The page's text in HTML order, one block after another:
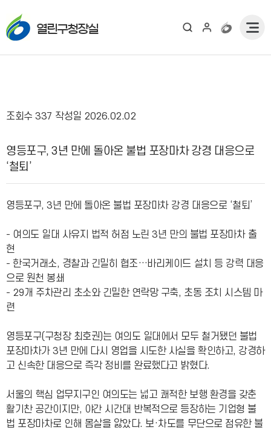
열린구청장실
조회수337 작성일 2026.02.02
영등포구, 3년 만에 돌아온 불법 포장마차 강경 대응으로
‘철퇴’
영등포구, 3년 만에 돌아온 불법 포장마차 강경 대응으로 ‘철퇴’
- 여의도 일대 사유지 법적 허점 노린 3년 만의 불법 포장마차 출
현
- 한국거래소, 경찰과 긴밀히 협조…바리케이드 설치 등 강력 대응
으로 원천 봉쇄
- 29개 주차관리 초소와 긴밀한 연락망 구축, 초동 조치 시스템 마
련
영등포구(구청장 최호권)는 여의도 일대에서 모두 철거됐던 불법
포장마차가 3년 만에 다시 영업을 시도한 사실을 확인하고, 강경하
고 신속한 대응으로 즉각 정비를 완료했다고 밝혔다.
서울의 핵심 업무지구인 여의도는 넓고 쾌적한 보행 환경을 갖춘
활기찬 공간이지만, 야간 시간대 반복적으로 등장하는 기업형 불
법 포장마차로 인해 몸살을 앓았다. 보·차도를 무단으로 점유한 불